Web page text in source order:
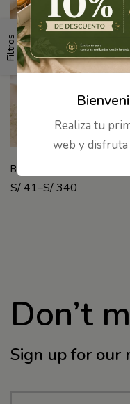
Filtros
Brochetitas de embutidos
S/41–S/340
Don’t
Sign up for our
Realiza tu
web y